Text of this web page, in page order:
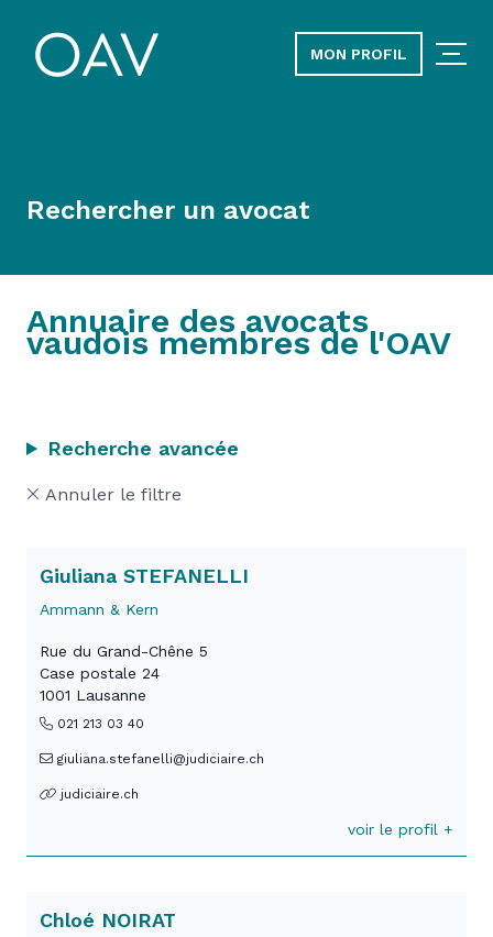
MON PROFIL
Rechercher un avocat
Annuaire des avocats
vaudois membres de l'OAV
Recherche avancée
Annuler le filtre
Giuliana STEFANELLI
Ammann & Kern
Rue du Grand-Chêne 5
Case postale 24
1001 Lausanne
021 213 03 40
giuliana.stefanelli@judiciaire.ch
judiciaire.ch
voir le profil +
Chloé NOIRAT